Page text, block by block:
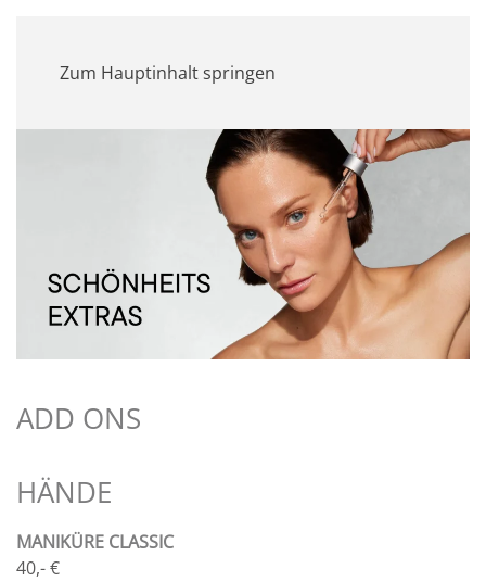
Zum Hauptinhalt springen
ADD ONS
HÄNDE
MANIKÜRE CLASSIC
40,- €